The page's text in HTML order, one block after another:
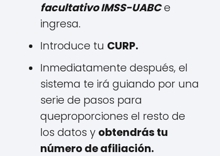
facultativo IMSS-UABCe
ingresa.
Introduce tu CURP.
Inmediatamente después, el
sistema te irá guiando por una
serie de pasos para
queproporciones el resto de
los datos y obtendrás tu
número de afiliación.